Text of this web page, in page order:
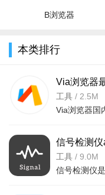
4、一体化3D社区庄
摩尔庄园手游雷霆
Q萌可爱非常的角色
给予玩家最轻松愉悦的休
B浏览器
本类排行
Via浏览器
件脚本大全
工具 / 2.5M
信号检测
版2026
工具 / 9.0M